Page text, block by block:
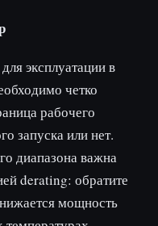
эксплуатации в
четко
рабочего
запуска или нет.
диапазона важна
derating: обратите
мощность